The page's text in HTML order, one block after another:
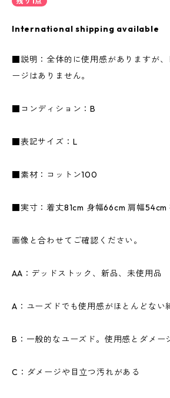
International shipping available
■説明：全体的に使用感がありますが、
ージはありません。
■コンディション：B
■表記サイズ：L
■素材：コットン100
■実寸：着丈81cm 身幅66cm 肩幅54cm
画像と合わせてご確認ください。
AA：デッドストック、新品、未使用品
A：ユーズドでも使用感がほとんどない
B：一般的なユーズド。使用感とダメー
C：ダメージや目立つ汚れがある